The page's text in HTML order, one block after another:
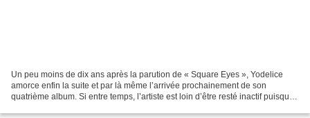
Un peu moins de dix ans après la parution de « Square Eyes », Yodelice
amorce enfin la suite et par là même l’arrivée prochainement de son
quatrième album. Si entre temps, l’artiste est loin d’être resté inactif puisqu’il